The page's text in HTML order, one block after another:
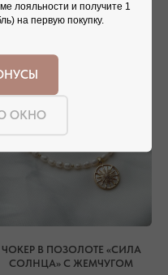
ЧОКЕР В ПОЗОЛОТЕ «СИЛА
СОЛНЦА» С ЖЕМЧУГОМ
лояльности и получите 1
на первую покупку.
ОКНО